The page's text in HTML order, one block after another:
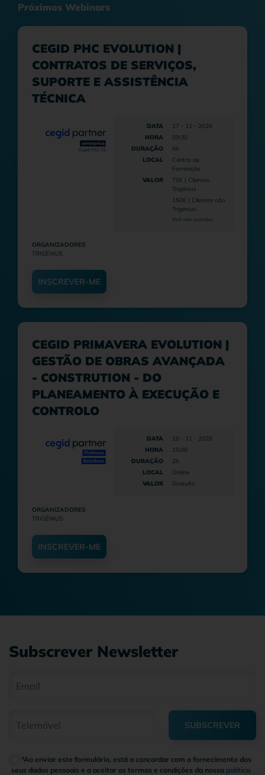
Próximos Webinars
ORGANIZADORES
TRIGÉNIUS
INSCREVER-ME
CEGID PHC EVOLUTION |
CONTRATOS DE SERVIÇOS,
SUPORTE E ASSISTÊNCIA
TÉCNICA
DATA
17 - 11 - 2026
HORA
09:30
DURAÇÃO
6h
LOCAL
Centro de
Formação
VALOR
75€ | Clientes
Trigénius
150€ | Clientes não
Trigénius
(IVA não incluído)
ORGANIZADORES
TRIGÉNIUS
INSCREVER-ME
CEGID PRIMAVERA EVOLUTION |
GESTÃO DE OBRAS AVANÇADA
- CONSTRUTION - DO
PLANEAMENTO À EXECUÇÃO E
CONTROLO
DATA
10 - 11 - 2026
HORA
15:00
DURAÇÃO
2h
LOCAL
Online
VALOR
Gratuito
Subscrever Newsletter
SUBSCREVER
*Ao enviar este formulário, está a concordar com o fornecimento dos
seus dados pessoais e a aceitar os termos e condições da nossa política